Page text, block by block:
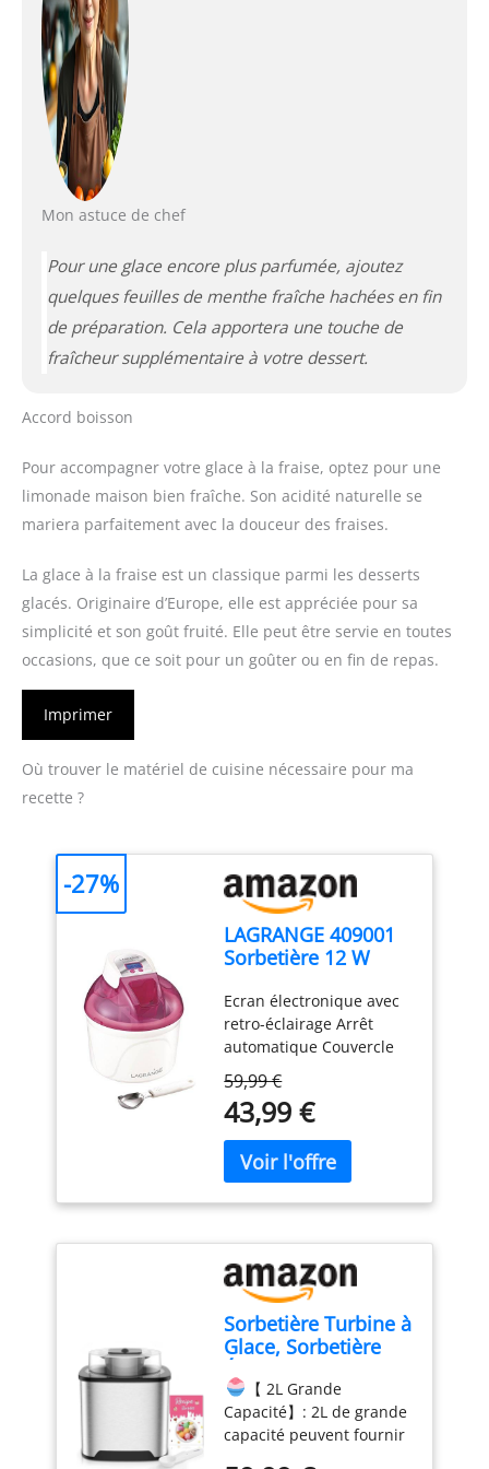
Mon astuce de chef
Pour une glace encore plus parfumée, ajoutez
quelques feuilles de menthe fraîche hachées en fin
de préparation. Cela apportera une touche de
fraîcheur supplémentaire à votre dessert.
Accord boisson
Pour accompagner votre glace à la fraise, optez pour une
limonade maison bien fraîche. Son acidité naturelle se
mariera parfaitement avec la douceur des fraises.
La glace à la fraise est un classique parmi les desserts
glacés. Originaire d’Europe, elle est appréciée pour sa
simplicité et son goût fruité. Elle peut être servie en toutes
occasions, que ce soit pour un goûter ou en fin de repas.
Imprimer
Où trouver le matériel de cuisine nécessaire pour ma
recette ?
LAGRANGE 409001
Sorbetière 12 W
L Framboise
Ecran électronique avec
retro-éclairage Arrêt
automatique Couvercle
ouverture Cuve
réfrigérante - contenance
1,5L Couvercle de
stockage Cuillère à glace
en inox Couleur:
Framboise Puissance: 12
59,99 €
43,99 €
-27%
Sorbetière Turbine à
Glace, Sorbetière
à Glace en Acier
Inoxydable, 2L
Machines à Glace et
Sorbetière pour
【 2L Grande
Capacité】: 2L de grande
capacité peuvent fournir